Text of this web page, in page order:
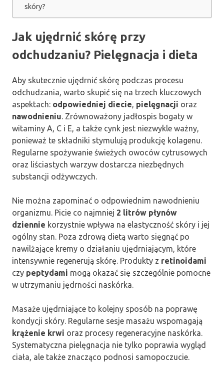
skóry?
Jak ujędrnić skórę przy
odchudzaniu? Pielęgnacja i dieta
Aby skutecznie ujędrnić skórę podczas procesu
odchudzania, warto skupić się na trzech kluczowych
aspektach: odpowiedniej diecie, pielęgnacji oraz
nawodnieniu. Zrównoważony jadłospis bogaty w
witaminy A, C i E, a także cynk jest niezwykle ważny,
ponieważ te składniki stymulują produkcję kolagenu.
Regularne spożywanie świeżych owoców cytrusowych
oraz liściastych warzyw dostarcza niezbędnych
substancji odżywczych.
Nie można zapominać o odpowiednim nawodnieniu
organizmu. Picie co najmniej 2 litrów płynów
dziennie korzystnie wpływa na elastyczność skóry i jej
ogólny stan. Poza zdrową dietą warto sięgnąć po
nawilżające kremy o działaniu ujędrniającym, które
intensywnie regenerują skórę. Produkty z retinoidami
czy peptydami mogą okazać się szczególnie pomocne
w utrzymaniu jędrności naskórka.
Masaże ujędrniające to kolejny sposób na poprawę
kondycji skóry. Regularne sesje masażu wspomagają
krążenie krwi oraz procesy regeneracyjne naskórka.
Systematyczna pielęgnacja nie tylko poprawia wygląd
ciała, ale także znacząco podnosi samopoczucie.